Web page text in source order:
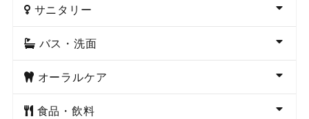
サニタリー
バス・洗面
オーラルケア
食品・飲料